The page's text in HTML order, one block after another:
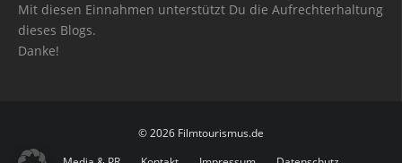
Mit diesen Einnahmen unterstützt Du die Aufrechterhaltung
dieses Blogs.
Danke!
© 2026 Filmtourismus.de